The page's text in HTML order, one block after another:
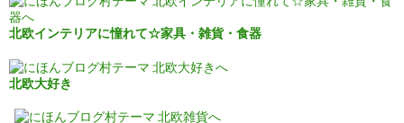
北欧インテリアに憧れて☆家具・雑貨・食器
北欧大好き